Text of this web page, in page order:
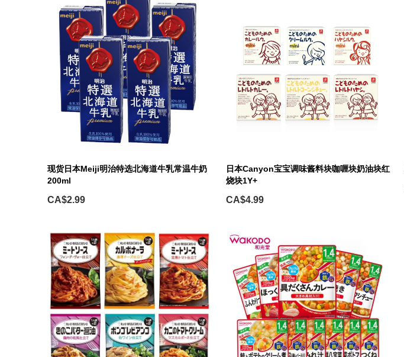
现货日本Meiji明治特选北海道牛乳常温牛奶
200ml
CA$2.99
日本Canyon宝宝调味酱料块咖喱块奶油块红
烧块1Y+
CA$4.99